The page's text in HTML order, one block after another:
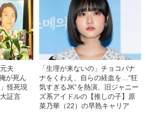
夫
が死ん
怪死現
証言
「生理が来ないの」チョコバナ
ナをくわえ、自らの経血を…“狂
気すぎるJK”を熱演、旧ジャニー
ズ系アイドルの【推しの子】原
菜乃華（22）の早熟キャリア